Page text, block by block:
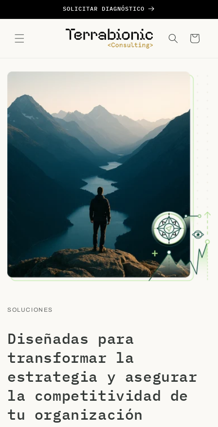
al contenido
SOLICITAR DIAGNÓSTICO
Carrito
SOLUCIONES
Diseñadas para
transformar la
estrategia y asegurar
la competitividad de
tu organización